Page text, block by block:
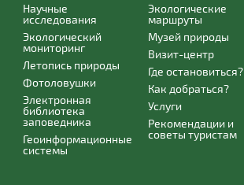
Научные
исследования
Экологический
мониторинг
Летопись природы
Фотоловушки
Электронная
библиотека
заповедника
Геоинформационные
системы
Экологические
маршруты
Музей природы
Визит-центр
Где остановиться?
Как добраться?
Услуги
Рекомендации и
советы туристам